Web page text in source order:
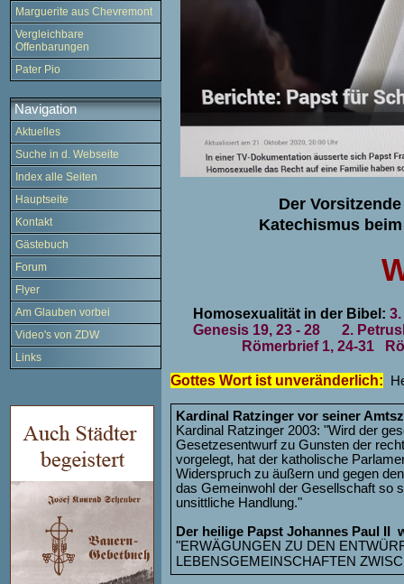
Marguerite aus Chevremont
Vergleichbare
Offenbarungen
Pater Pio
Navigation
Aktuelles
Suche in d. Webseite
Index alle Seiten
Hauptseite
Kontakt
Gästebuch
Forum
Flyer
Am Glauben vorbei
Video's von ZDW
Links
Der
Katechismus
Homosexualität in der Bibel:
Genesis 19, 23 - 28 2.
Römerbrief 1, 24-31
Gottes Wort ist unveränderlich:
Kardinal Ratzinger vor seiner
Kardinal Ratzinger 2003: "Wird der
Gesetzesentwurf zu Gunsten der
vorgelegt, hat der katholische
Widerspruch zu äußern und gegen
das Gemeinwohl der Gesellschaft so
unsittliche Handlung."
Der heilige Papst Johannes Paul
"ERWÄGUNGEN ZU DEN
LEBENSGEMEINSCHAFTEN